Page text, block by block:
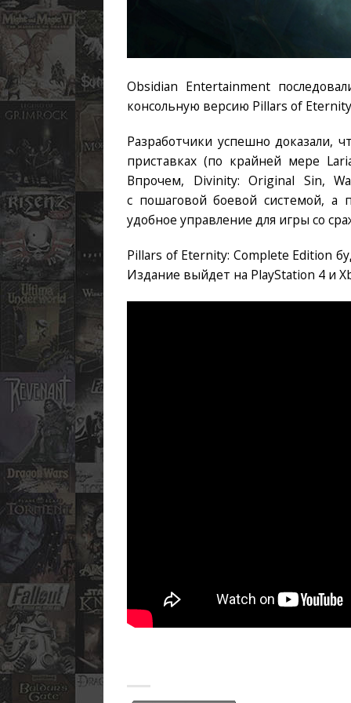
Obsidian Entertainment
консольную версию Pillars of
Разработчики успешно доказали,
приставках (по крайней мере
Впрочем, Divinity: Original Sin,
с пошаговой боевой системой, а
удобное управление для игры со
Pillars of Eternity: Complete Edition
Издание выйдет на PlayStation 4 и